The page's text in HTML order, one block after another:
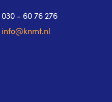
030 - 60 76 276
info@knmt.nl